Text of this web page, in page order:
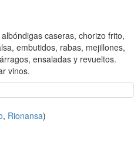
caseras, chorizo frito,
embutidos, rabas, mejillones,
ensaladas y revueltos.
vinos.
, Rionansa)